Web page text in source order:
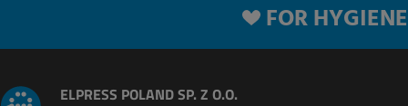
FOR HYGIENE
ELPRESS POLAND SP. Z O.O.